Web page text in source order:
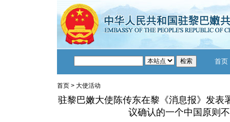
首页
首页 > 大使活动
驻黎巴嫩大使陈传东在黎《消息报》发表
议确认的一个中国原则